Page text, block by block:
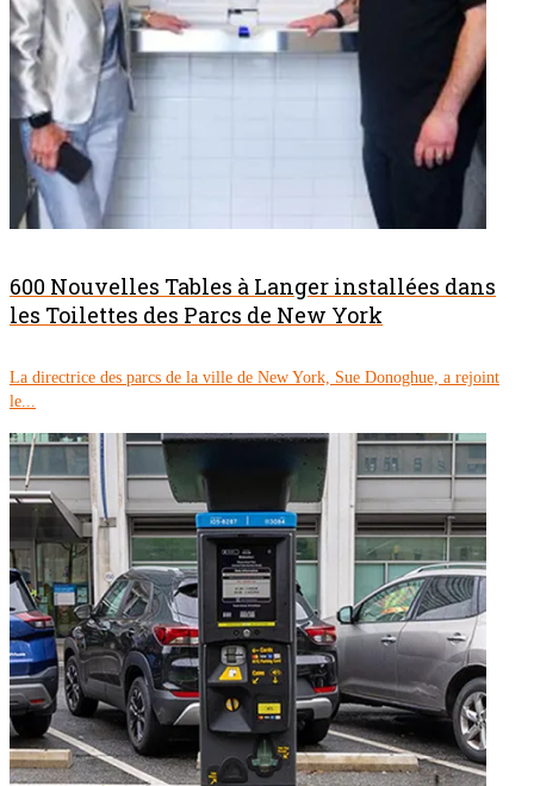
600 Nouvelles Tables à Langer installées dans
les Toilettes des Parcs de New York
La directrice des parcs de la ville de New York, Sue Donoghue, a rejoint
le...